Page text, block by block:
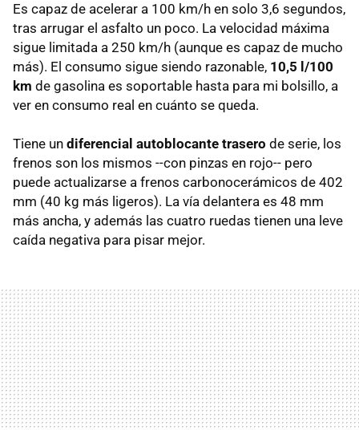
Es capaz de acelerar a 100 km/h en solo 3,6 segundos,
tras arrugar el asfalto un poco. La velocidad máxima
sigue limitada a 250 km/h (aunque es capaz de mucho
más). El consumo sigue siendo razonable, 10,5 l/100
km de gasolina es soportable hasta para mi bolsillo, a
ver en consumo real en cuánto se queda.
Tiene un diferencial autoblocante trasero de serie, los
frenos son los mismos --con pinzas en rojo-- pero
puede actualizarse a frenos carbonocerámicos de 402
mm (40 kg más ligeros). La vía delantera es 48 mm
más ancha, y además las cuatro ruedas tienen una leve
caída negativa para pisar mejor.